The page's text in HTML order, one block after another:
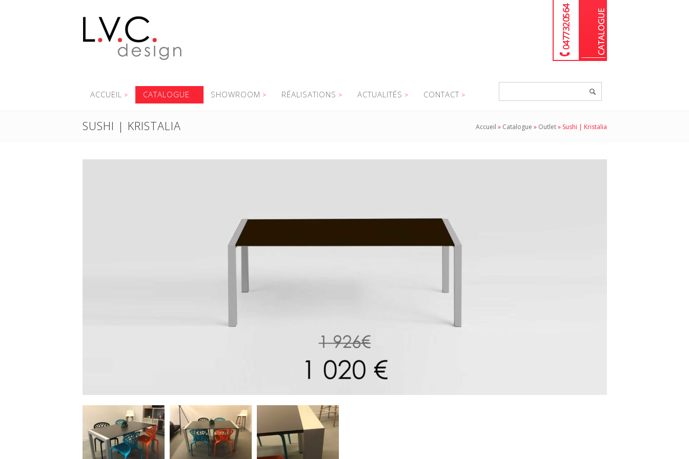
04 77 32 05 64
ACCUEIL CATALOGUE SHOWROOM RÉALISATIONS ACTUALITÉS CONTACT
SUSHI | KRISTALIA Accueil » Catalogue » Outlet» Sushi | Kristalia